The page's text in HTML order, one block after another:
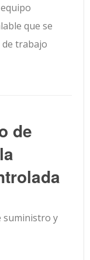
que se
trabajo
de
suministro y